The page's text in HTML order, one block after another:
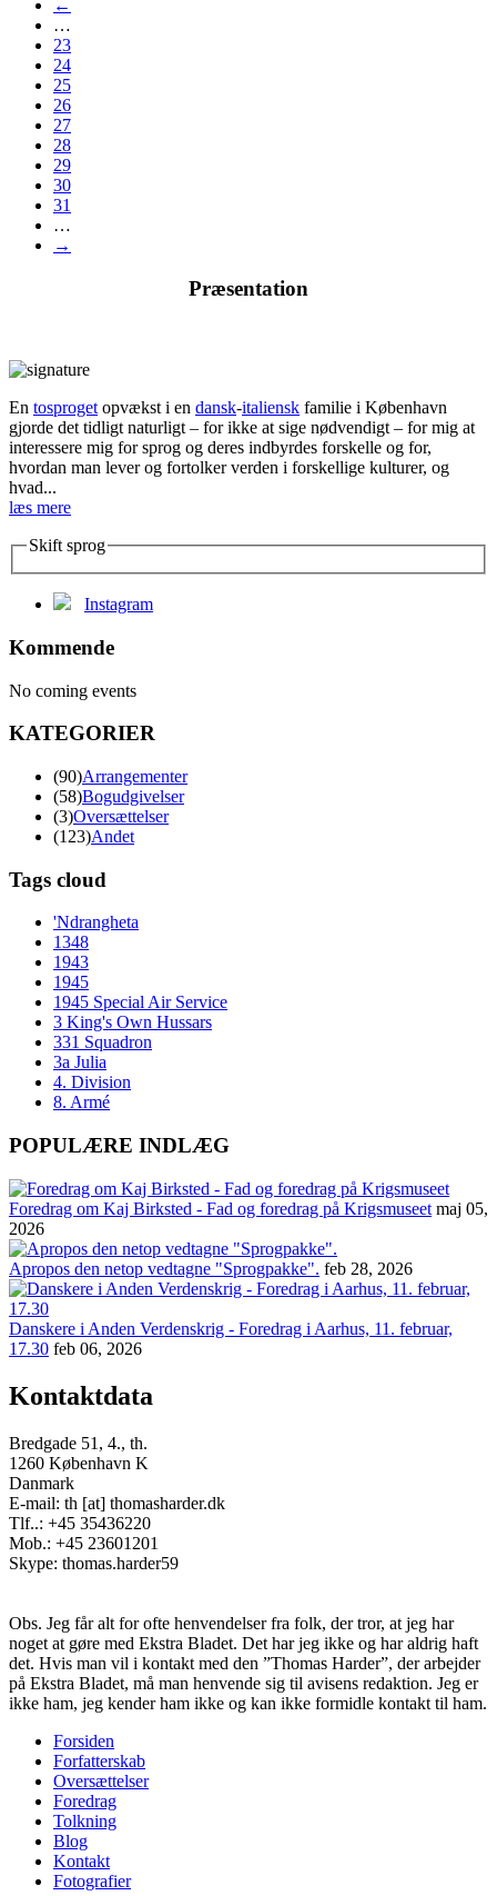
←
…
23
24
25
26
27
28
29
30
31
…
→
Præsentation
En tosproget opvækst i en dansk-italiensk familie i København
gjorde det tidligt naturligt – for ikke at sige nødvendigt – for mig at
interessere mig for sprog og deres indbyrdes forskelle og for,
hvordan man lever og fortolker verden i forskellige kulturer, og
hvad...
læs mere
Skift sprog
Instagram
Kommende
No coming events
KATEGORIER
(90)Arrangementer
(58)Bogudgivelser
(3)Oversættelser
(123)Andet
Tags cloud
'Ndrangheta
1348
1943
1945
1945 Special Air Service
3 King's Own Hussars
331 Squadron
3a Julia
4. Division
8. Armé
POPULÆRE INDLÆG
Foredrag om Kaj Birksted - Fad og foredrag på Krigsmuseet maj 05,
2026
Apropos den netop vedtagne "Sprogpakke". feb 28, 2026
Danskere i Anden Verdenskrig - Foredrag i Aarhus, 11. februar,
17.30 feb 06, 2026
Kontaktdata
Bredgade 51, 4., th.
1260 København K
Danmark
E-mail: th [at] thomasharder.dk
Tlf..: +45 35436220
Mob.: +45 23601201
Skype: thomas.harder59
Obs. Jeg får alt for ofte henvendelser fra folk, der tror, at jeg har
noget at gøre med Ekstra Bladet. Det har jeg ikke og har aldrig haft
det. Hvis man vil i kontakt med den ”Thomas Harder”, der arbejder
på Ekstra Bladet, må man henvende sig til avisens redaktion. Jeg er
ikke ham, jeg kender ham ikke og kan ikke formidle kontakt til ham.
Footer
menu
Forsiden
Forfatterskab
Oversættelser
Foredrag
Tolkning
Blog
Kontakt
Fotografier